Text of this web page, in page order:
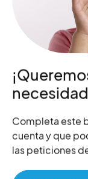
Completa este
cuenta y que
las peticiones